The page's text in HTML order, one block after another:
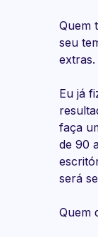
Quem
seu
extras.
Eu já
faça
de 90
será
Quem